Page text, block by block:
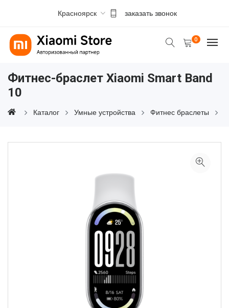
Красноярск заказать звонок
0
Фитнес-браслет Xiaomi Smart Band
10
Каталог Умные устройства Фитнес браслеты